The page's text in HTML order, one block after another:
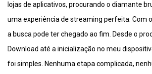
lojas de aplicativos, procurando o diamante
uma experiência de streaming perfeita. Com
a busca pode ter chegado ao fim. Desde o
Download até a inicialização no meu
foi simples. Nenhuma etapa complicada,